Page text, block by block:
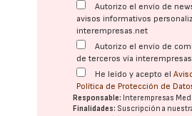
Autorizo el envío de
avisos informativos
interempresas.net
Autorizo el envío de
de terceros vía
He leído y acepto el
Política de Protección de
Responsable: Interempresas
Finalidades: Suscripción a